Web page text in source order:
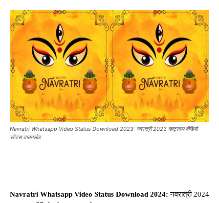
Navratri Whatsapp Video Status Download 2023: नवरात्री 2023 व्हाट्सएप वीडियो
स्टेटस डाउनलोड
Navratri Whatsapp Video Status Download 2024:नवरात्री 2024